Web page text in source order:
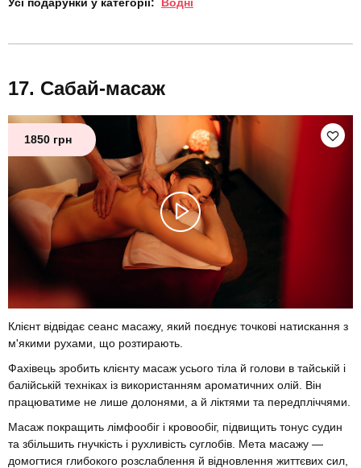
Сабай-масаж
1850 грн
Клієнт відвідає сеанс масажу, який поєднує точкові натискання з
м'якими рухами, що розтирають.
Фахівець зробить клієнту масаж усього тіла й голови в тайській і
балійській техніках із використанням ароматичних олій. Він
працюватиме не лише долонями, а й ліктями та передпліччями.
Масаж покращить лімфообіг і кровообіг, підвищить тонус судин
та збільшить гнучкість і рухливість суглобів. Мета масажу —
домогтися глибокого розслаблення й відновлення життєвих сил,